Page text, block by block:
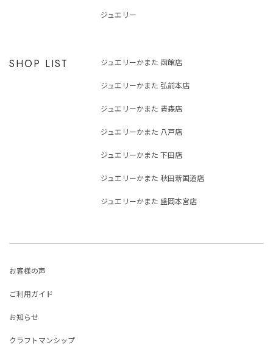
ジュエリー
SHOP LIST ジュエリーかまた 函館店
ジュエリーかまた 弘前本店
ジュエリーかまた 青森店
ジュエリーかまた 八戸店
ジュエリーかまた 下田店
ジュエリーかまた 秋田新国道店
ジュエリーかまた 盛岡本宮店
お客様の声
ご利用ガイド
お知らせ
クラフトマンシップ